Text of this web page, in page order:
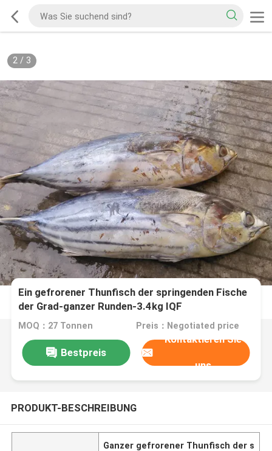
2/ 3
Ein gefrorener Thunfisch der springenden Fische
der Grad-ganzer Runden-3.4kg IQF
MOQ：27 Tonnen Preis：Negotiated price
Bestpreis
Kontaktieren Sie
uns
PRODUKT-BESCHREIBUNG
Ganzer gefrorener Thunfisch der s